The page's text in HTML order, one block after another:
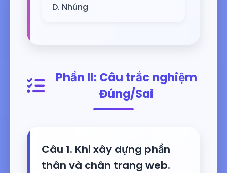
D. Nhúng
Phần II: Câu trắc nghiệm
Đúng/Sai
Câu 1. Khi xây dựng phần
thân và chân trang web.